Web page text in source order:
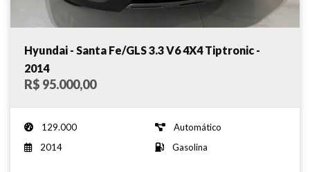
Hyundai - Santa Fe/GLS 3.3 V6 4X4 Tiptronic -
2014
R$ 95.000,00
129.000
Automático
2014
Gasolina